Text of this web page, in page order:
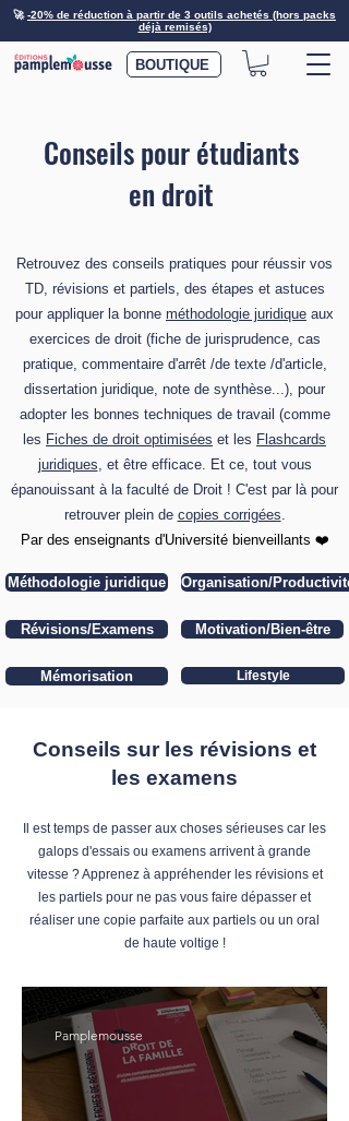
🚀-20% de réduction à partir de 3 outils achetés (hors packs
déjà remisés)
BOUTIQUE
Conseils pour étudiants
en droit
Retrouvez des conseils pratiques pour réussir vos
TD, révisions et partiels, des étapes et astuces
pour appliquer la bonne méthodologie juridique aux
exercices de droit (fiche de jurisprudence, cas
pratique, commentaire d'arrêt /de texte /d'article,
dissertation juridique, note de synthèse...), pour
adopter les bonnes techniques de travail (comme
les Fiches de droit optimisées et les Flashcards
juridiques, et être efficace. Et ce, tout vous
épanouissant à la faculté de Droit ! C'est par là pour
retrouver plein de copies corrigées.
​Par des enseignants d'Université bienveillants ❤️
Méthodologie juridique Organisation/Productivité
Révisions/Examens Motivation/Bien-être
Mémorisation Lifestyle
Conseils sur les révisions et
les examens
Il est temps de passer aux choses sérieuses car les
galops d'essais ou examens arrivent à grande
vitesse ? Apprenez à appréhender les révisions et
les partiels pour ne pas vous faire dépasser et
réaliser une copie parfaite aux partiels ou un oral
de haute voltige !
Pamplemousse